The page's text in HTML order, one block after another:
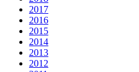
2017
2016
2015
2014
2013
2012